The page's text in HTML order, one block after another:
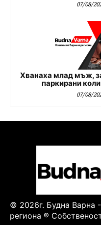
07/08/
Хванаха млад мъж,
паркирани
07/08/
© 2026г. Будна Варна
региона ®